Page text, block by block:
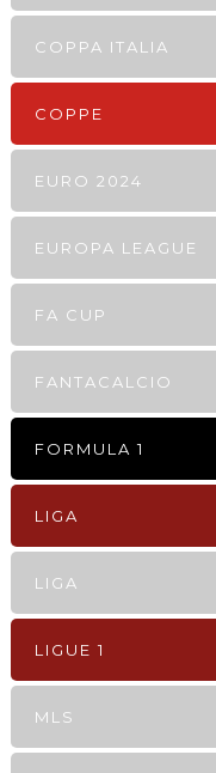
COPPA ITALIA
COPPE
EURO 2024
EUROPA LEAGUE
FA CUP
FANTACALCIO
FORMULA 1
LIGA
LIGA
LIGUE 1
MLS